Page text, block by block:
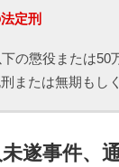
定刑
の懲役または50
または無期もし
遂事件、